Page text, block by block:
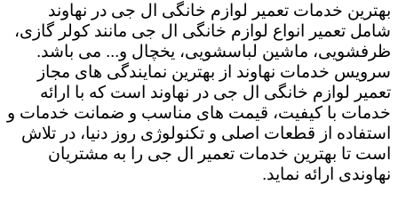
بهترین خدمات تعمیر لوازم خانگی ال جی در نهاوند
شامل تعمیر انواع لوازم خانگی ال جی مانند کولر گازی،
ظرفشویی، ماشین لباسشویی، یخچال و... می باشد.
سرویس خدمات نهاوند از بهترین نمایندگی های مجاز
تعمیر لوازم خانگی ال جی در نهاوند است که با ارائه
خدمات با کیفیت، قیمت های مناسب و ضمانت خدمات و
استفاده از قطعات اصلی و تکنولوژی روز دنیا، در تلاش
است تا بهترین خدمات تعمیر ال جی را به مشتریان
نهاوندی ارائه نماید.